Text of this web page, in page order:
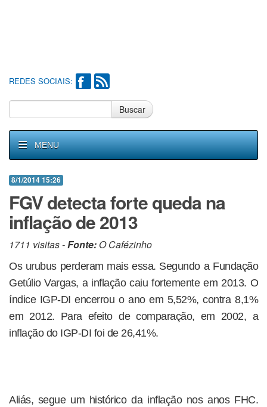
REDES SOCIAIS:
Buscar
MENU
8/1/2014 15:26
FGV detecta forte queda na
inflação de 2013
1711 visitas -Fonte: O Cafézinho
Os urubus perderam mais essa. Segundo a Fundação
Getúlio Vargas, a inflação caiu fortemente em 2013. O
índice IGP-DI encerrou o ano em 5,52%, contra 8,1%
em 2012. Para efeito de comparação, em 2002, a
inflação do IGP-DI foi de 26,41%.
Aliás, segue um histórico da inflação nos anos FHC.